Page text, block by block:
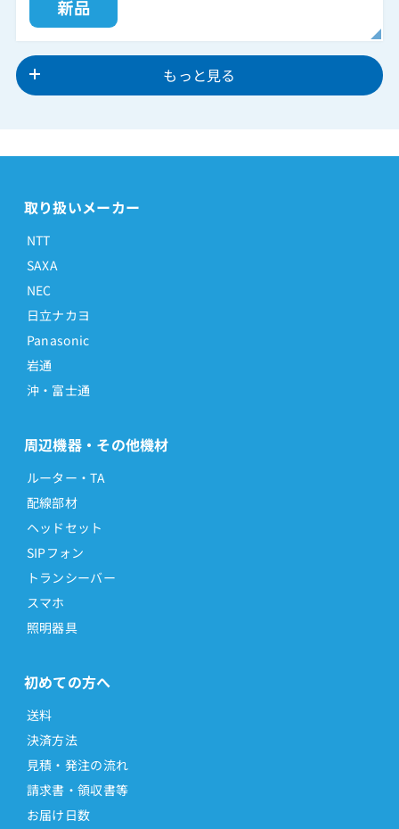
もっと見る
取り扱いメーカー
NTT
SAXA
NEC
日立ナカヨ
Panasonic
岩通
沖・富士通
周辺機器・その他機材
ルーター・TA
配線部材
ヘッドセット
SIPフォン
トランシーバー
スマホ
照明器具
初めての方へ
送料
決済方法
見積・発注の流れ
請求書・領収書等
お届け日数